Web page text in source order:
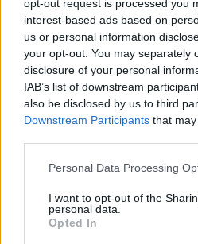
opt-out request is processed you
interest-based ads based on
us or personal information
your opt-out. You may separately
disclosure of your personal
IAB’s list of downstream
also be disclosed by us to third
Downstream Participants that
Personal Data Processing
I want to opt-out of the
personal data.
Opted In
Il massiccio trequarti
Cape Town da Bath e ha
Mail cheil Super Rugby
prova le sue abilità in
rugby europeo non
tipo piuttosto
sempre quello di vincere.
meno ball carrier e più
distribuisce palloni.”